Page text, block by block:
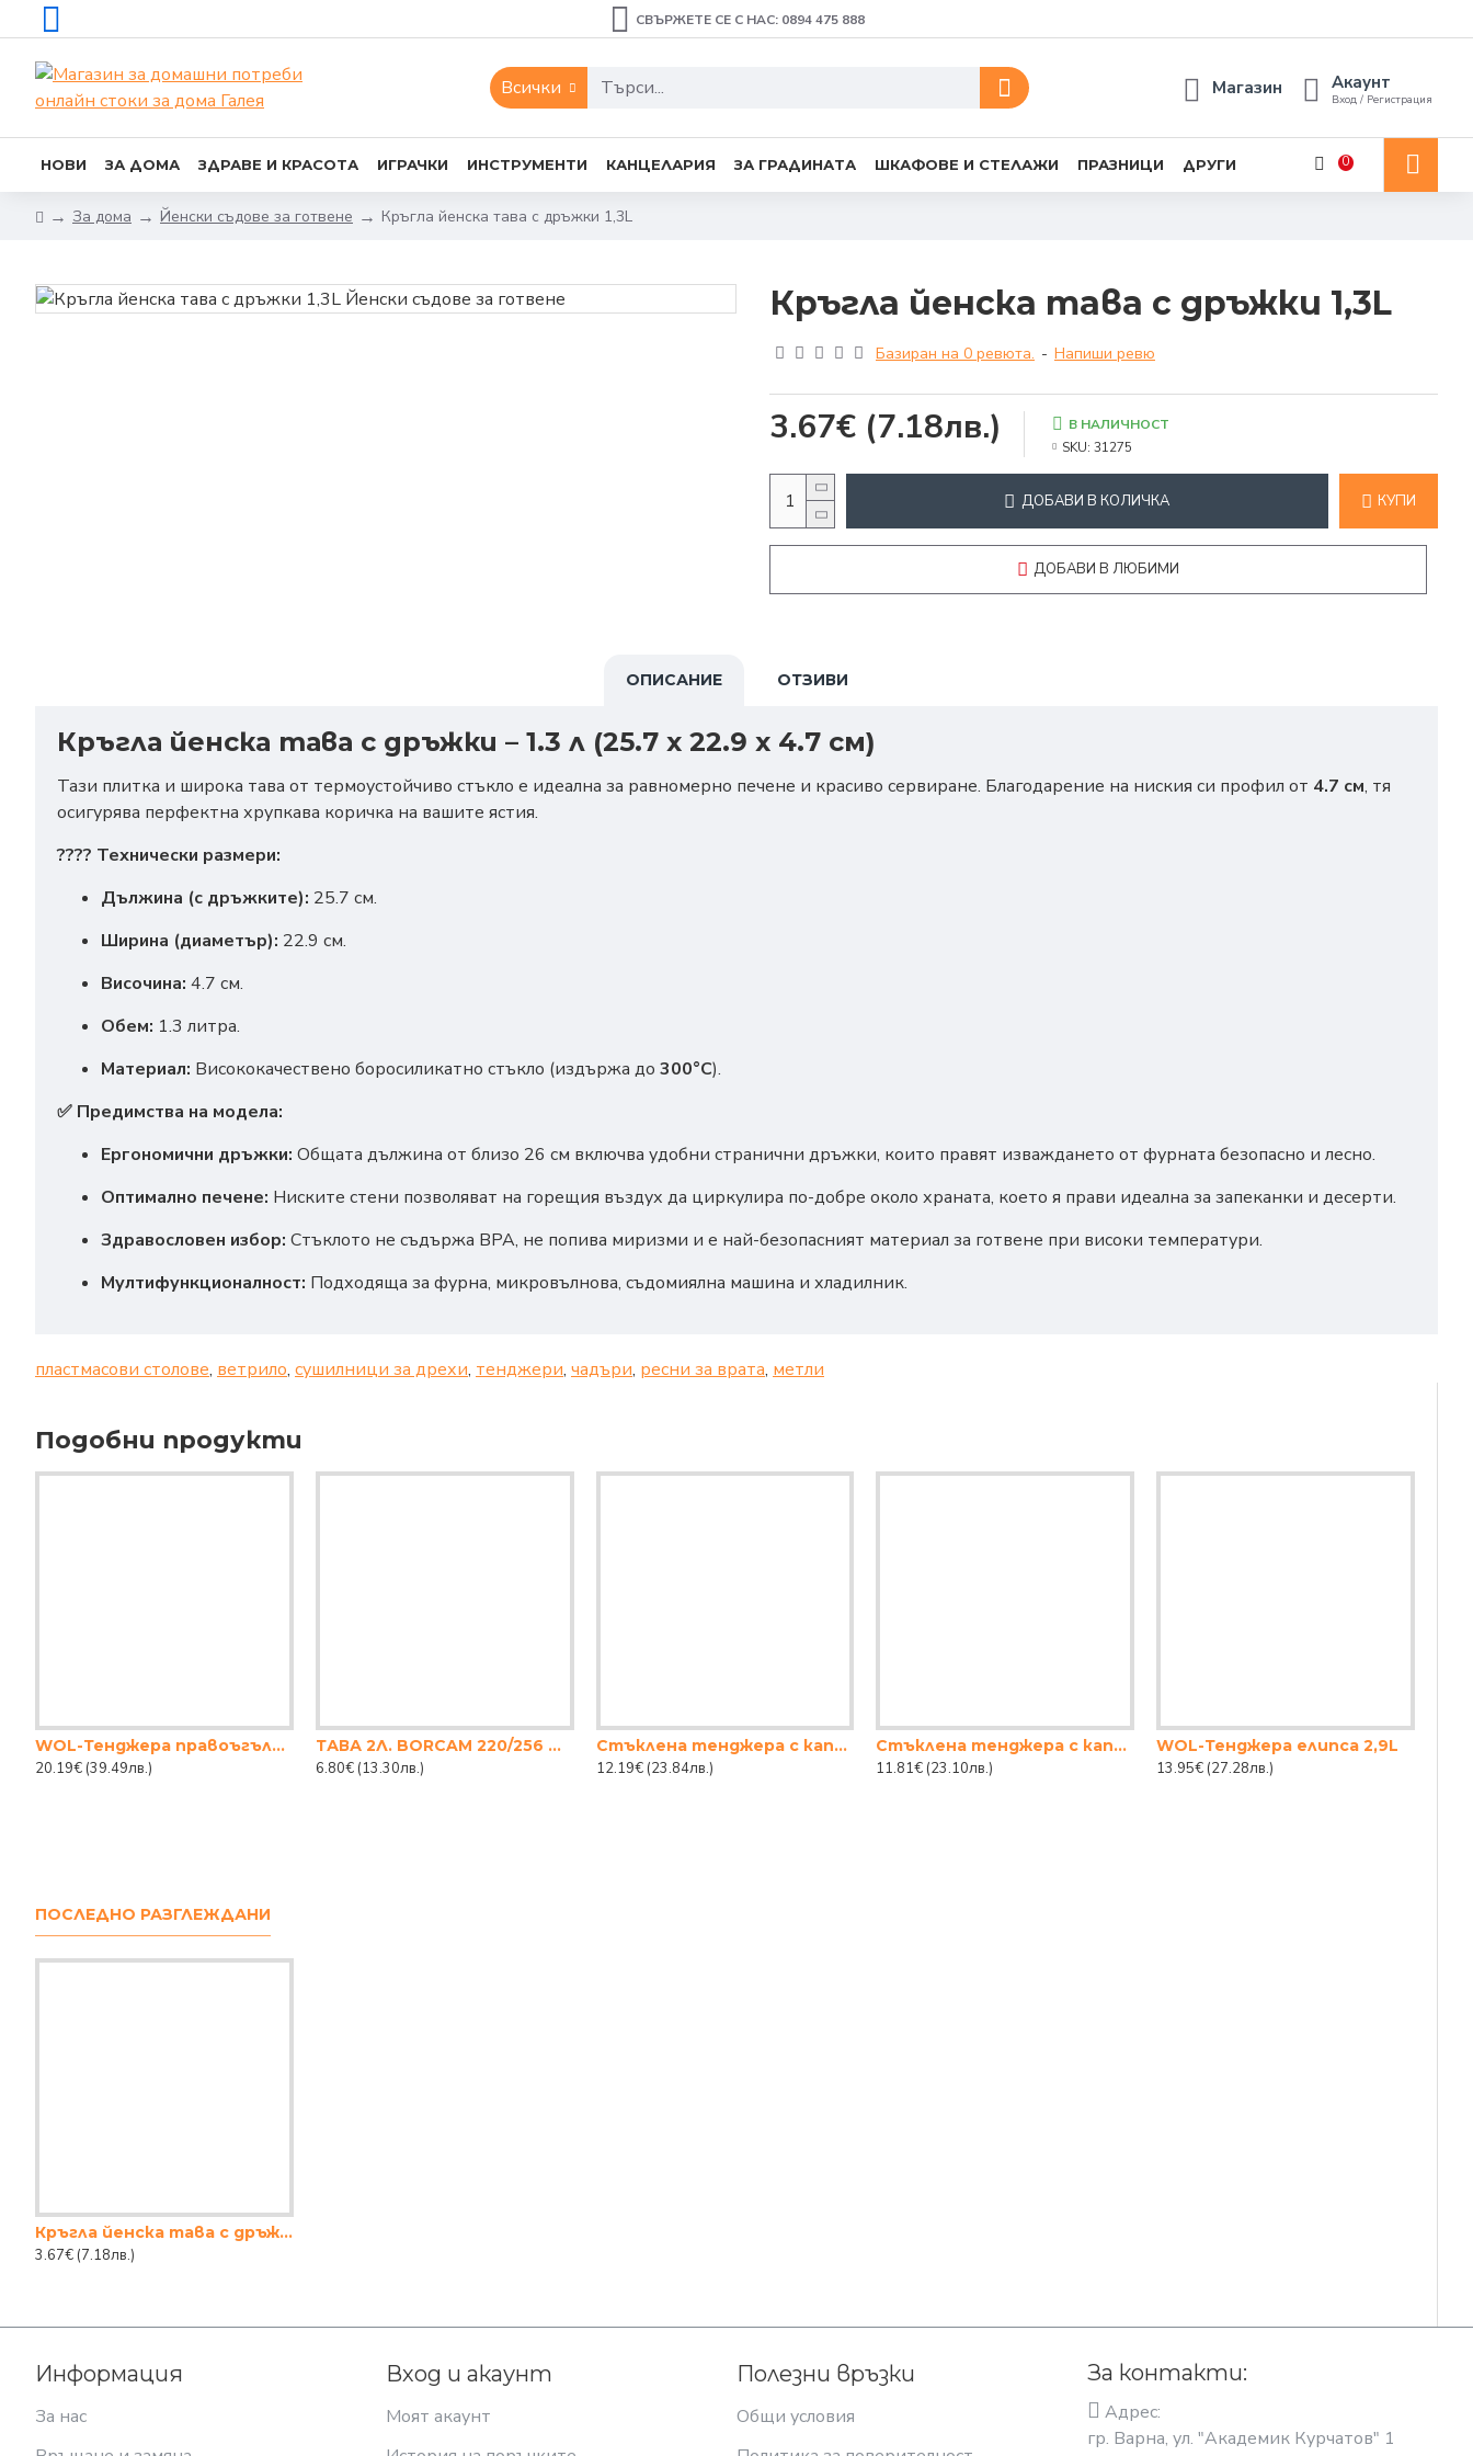
СВЪРЖЕТЕ СЕ С НАС: 0894 475 888
Всички Магазин Акаунт
Вход / Регистрация
НОВИ ЗА ДОМА ЗДРАВЕ И КРАСОТА ИГРАЧКИ ИНСТРУМЕНТИ КАНЦЕЛАРИЯ ЗА ГРАДИНАТА ШКАФОВЕ И СТЕЛАЖИ ПРАЗНИЦИ ДРУГИ 0
За дома Йенски съдове за готвене Кръгла йенска тава с дръжки 1,3L
Кръгла йенска тава с дръжки 1,3L
Базиран на 0 ревюта. - Напиши ревю
3.67€ (7.18лв.)
В НАЛИЧНОСТ
SKU: 31275
ДОБАВИ В КОЛИЧКА КУПИ
ДОБАВИ В ЛЮБИМИ
ОПИСАНИЕ ОТЗИВИ
Кръгла йенска тава с дръжки – 1.3 л (25.7 х 22.9 х 4.7 см)
Тази плитка и широка тава от термоустойчиво стъкло е идеална за равномерно печене и красиво сервиране. Благодарение на ниския си профил от 4.7 см, тя
осигурява перфектна хрупкава коричка на вашите ястия.
???? Технически размери:
Дължина (с дръжките): 25.7 см.
Ширина (диаметър): 22.9 см.
Височина: 4.7 см.
Обем: 1.3 литра.
Материал: Висококачествено боросиликатно стъкло (издържа до 300°C).
✅ Предимства на модела:
Ергономични дръжки: Общата дължина от близо 26 см включва удобни странични дръжки, които правят изваждането от фурната безопасно и лесно.
Оптимално печене: Ниските стени позволяват на горещия въздух да циркулира по-добре около храната, което я прави идеална за запеканки и десерти.
Здравословен избор: Стъклото не съдържа BPA, не попива миризми и е най-безопасният материал за готвене при високи температури.
Мултифункционалност: Подходяща за фурна, микровълнова, съдомиялна машина и хладилник.
пластмасови столове, ветрило, сушилници за дрехи, тенджери, чадъри, ресни за врата, метли
Подобни продукти
WOL-Тенджера правоъгълна 7L l
20.19€ (39.49лв.)
ТАВА 2Л. BORCAM 220/256 ММ.
6.80€ (13.30лв.)
Стъклена тенджера с капак 2.8 Borcam
12.19€ (23.84лв.)
Стъклена тенджера с капак 1.9 л Borcam
11.81€ (23.10лв.)
WOL-Тенджера елипса 2,9L
13.95€ (27.28лв.)
ПОСЛЕДНО РАЗГЛЕЖДАНИ
Кръгла йенска тава с дръжки 1,3L
3.67€ (7.18лв.)
Информация
За нас
Вход и акаунт
Моят акаунт
Полезни връзки
Общи условия
За контакти:
Адрес:
гр. Варна, ул. "Академик Курчатов" 1